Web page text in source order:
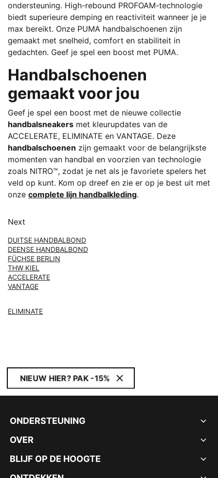
ondersteuning. High-rebound PROFOAM-technologie
biedt superieure demping en reactiviteit wanneer je je
max bereikt. Onze PUMA handbalschoenen zijn
gemaakt met snelheid, comfort en stabiliteit in
gedachten. Geef je spel een boost met PUMA.
Handbalschoenen
gemaakt voor jou
Geef je spel een boost met de nieuwe collectie
handbalsneakers met kleurupdates van de
ACCELERATE, ELIMINATE en VANTAGE. Deze
handbalschoenen zijn gemaakt voor de belangrijkste
momenten van handbal en voorzien van technologie
zoals NITRO™, zodat je net als je favoriete spelers het
veld op kunt. Kom op dreef en zie er op je best uit met
onze complete lijn handbalkleding.
Next
DUITSE HANDBALBOND
DEENSE HANDBALBOND
FÜCHSE BERLIN
THW KIEL
ACCELERATE
VANTAGE
ELIMINATE
NIEUW HIER? PAK -15%
ONDERSTEUNING
OVER
BLIJF OP DE HOOGTE